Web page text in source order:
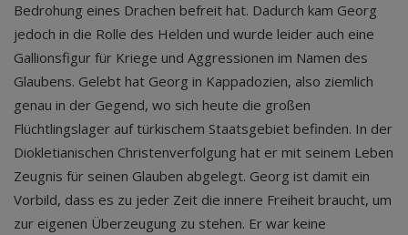
Bedrohung eines Drachen befreit hat. Dadurch kam Georg
jedoch in die Rolle des Helden und wurde leider auch eine
Gallionsfigur für Kriege und Aggressionen im Namen des
Glaubens. Gelebt hat Georg in Kappadozien, also ziemlich
genau in der Gegend, wo sich heute die großen
Flüchtlingslager auf türkischem Staatsgebiet befinden. In der
Diokletianischen Christenverfolgung hat er mit seinem Leben
Zeugnis für seinen Glauben abgelegt. Georg ist damit ein
Vorbild, dass es zu jeder Zeit die innere Freiheit braucht, um
zur eigenen Überzeugung zu stehen. Er war keine